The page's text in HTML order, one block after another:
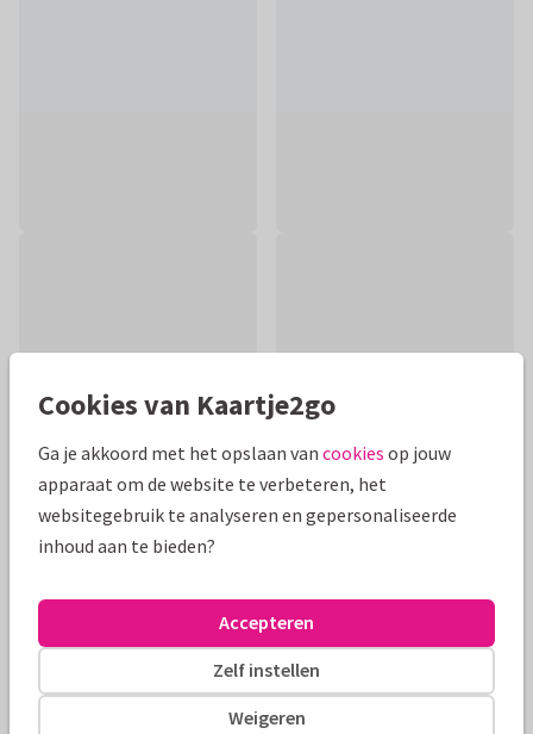
Productinformatie
Condoleance- en sterktekaart met mooie bloemen en
takken in pastelkleuren gemaakt in aquarel.
Alle kaarten zijn helemaal naar wens aan te passen
Cookies van Kaartje2go
Ga je akkoord met het opslaan van cookies op jouw
apparaat om de website te verbeteren, het
websitegebruik te analyseren en gepersonaliseerde
inhoud aan te bieden?
Weigeren
Zelf instellen
Accepteren